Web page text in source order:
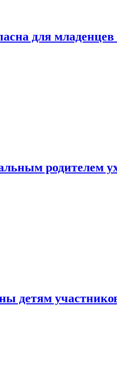
для младенцев
родителем
детям